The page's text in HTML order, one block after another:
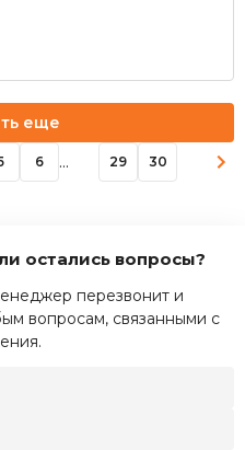
еще
6 ... 29 30
остались вопросы?
перезвонит и
вопросам, связанными с